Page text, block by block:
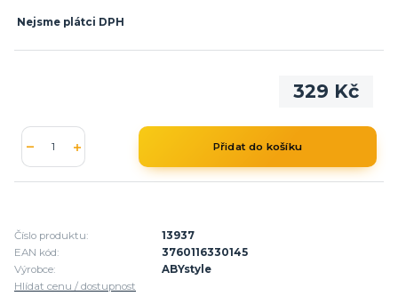
Nejsme plátci DPH
329 Kč
Přidat do košíku
Číslo produktu:
13937
EAN kód:
3760116330145
Výrobce:
ABYstyle
Hlídat cenu / dostupnost